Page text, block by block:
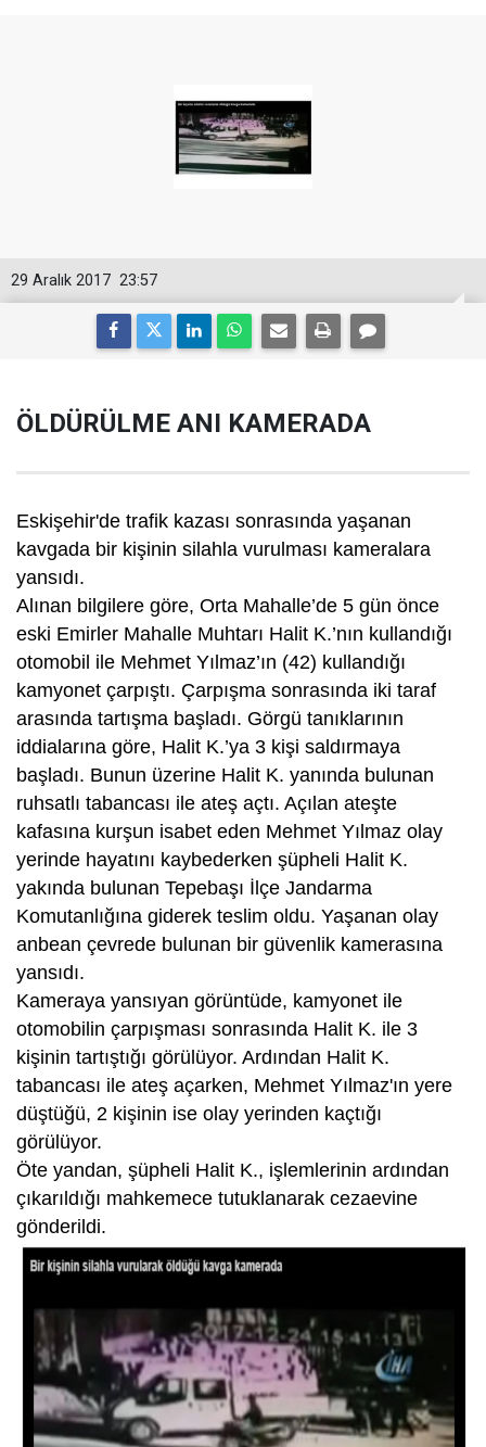
23:57
29 Aralık 2017
ÖLDÜRÜLME ANI KAMERADA
Eskişehir'de trafik kazası sonrasında yaşanan
kavgada bir kişinin silahla vurulması kameralara
yansıdı.
Alınan bilgilere göre, Orta Mahalle’de 5 gün önce
eski Emirler Mahalle Muhtarı Halit K.’nın kullandığı
otomobil ile Mehmet Yılmaz’ın (42) kullandığı
kamyonet çarpıştı. Çarpışma sonrasında iki taraf
arasında tartışma başladı. Görgü tanıklarının
iddialarına göre, Halit K.’ya 3 kişi saldırmaya
başladı. Bunun üzerine Halit K. yanında bulunan
ruhsatlı tabancası ile ateş açtı. Açılan ateşte
kafasına kurşun isabet eden Mehmet Yılmaz olay
yerinde hayatını kaybederken şüpheli Halit K.
yakında bulunan Tepebaşı İlçe Jandarma
Komutanlığına giderek teslim oldu. Yaşanan olay
anbean çevrede bulunan bir güvenlik kamerasına
yansıdı.
Kameraya yansıyan görüntüde, kamyonet ile
otomobilin çarpışması sonrasında Halit K. ile 3
kişinin tartıştığı görülüyor. Ardından Halit K.
tabancası ile ateş açarken, Mehmet Yılmaz'ın yere
düştüğü, 2 kişinin ise olay yerinden kaçtığı
görülüyor.
Öte yandan, şüpheli Halit K., işlemlerinin ardından
çıkarıldığı mahkemece tutuklanarak cezaevine
gönderildi.